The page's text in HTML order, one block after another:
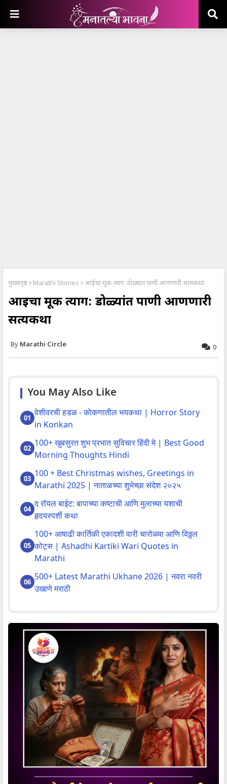
मुख्यपृष्ठ Marathi Stories आईचा मूक त्याग: डोळ्यांत पाणी आणणारी सत्यकथा
आईचा मूक त्याग: डोळ्यांत पाणी आणणारी
सत्यकथा
Marathi Circle 0
You May Also Like
वेशीवरची हडळ - काेकणातील भयकथा | Horror Story
in Konkan
100+ खुबसुरत शुभ प्रभात सुविचार हिंदी मे | Best Good
Morning Thoughts Hindi
100 + Best Christmas wishes, Greetings in
Marathi 2025 | नाताळच्या शुभेच्छा संदेश २०२५
द रॉयल बाईट: बापाच्या कष्टाची आणि मुलाच्या यशाची
हृदयस्पर्शी कथा
100+ आषाढी कार्तिकी एकादशी वारी चारोळ्या आणि विठ्ठल
कोट्स | Ashadhi Kartiki Wari Quotes in
Marathi
500+ Latest Marathi Ukhane 2026 | नवरा नवरी
उखाणे मराठी